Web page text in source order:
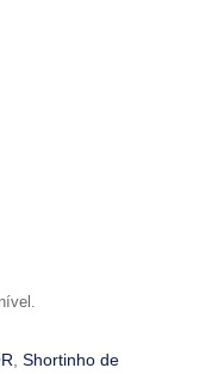
Shortinho de